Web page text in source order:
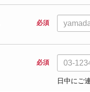
必須
必須
日中にご